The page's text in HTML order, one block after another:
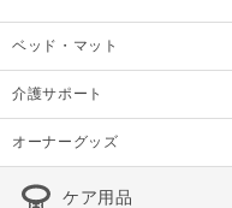
ベッド・マット
介護サポート
オーナーグッズ
ケア用品